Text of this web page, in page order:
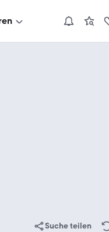
Suche teilen